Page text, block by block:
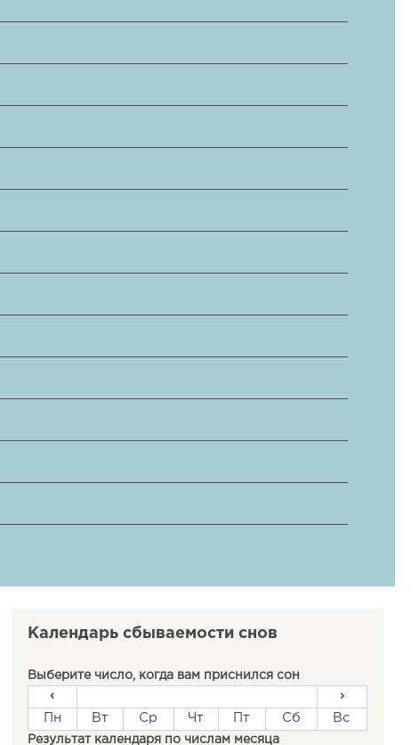
Календарь сбываемости снов
Выберите число, когда вам приснился сон
‹
›
Пн
Вт Ср Чт Пт Сб Вс
Результат календаря по числам месяца